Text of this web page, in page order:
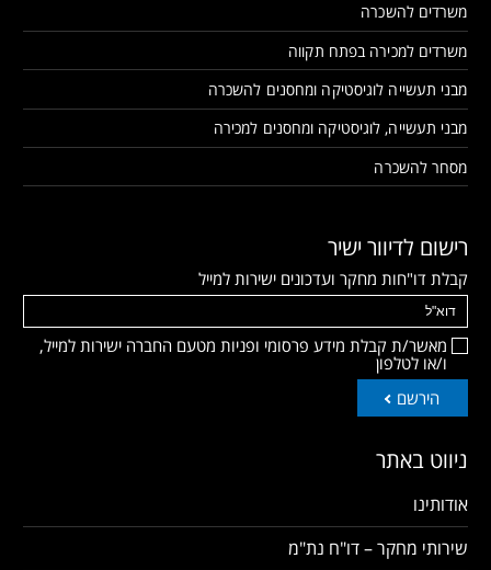
משרדים להשכרה
משרדים למכירה בפתח תקווה
מבני תעשייה לוגיסטיקה ומחסנים להשכרה
מבני תעשייה, לוגיסטיקה ומחסנים למכירה
מסחר להשכרה
רישום לדיוור ישיר
קבלת דו"חות מחקר ועדכונים ישירות למייל
מאשר/ת קבלת מידע פרסומי ופניות מטעם החברה ישירות למייל,
ו/או לטלפון
הירשם
ניווט באתר
אודותינו
שירותי מחקר – דו"ח נת"מ